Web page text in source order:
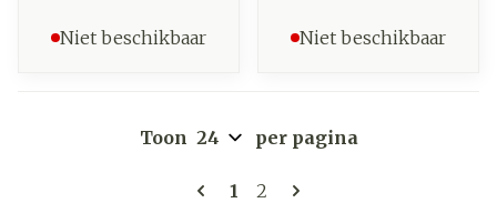
Niet beschikbaar Niet beschikbaar
Pagina's
U lees momenteel pagina
1 Pagina
2
Toon per pagina